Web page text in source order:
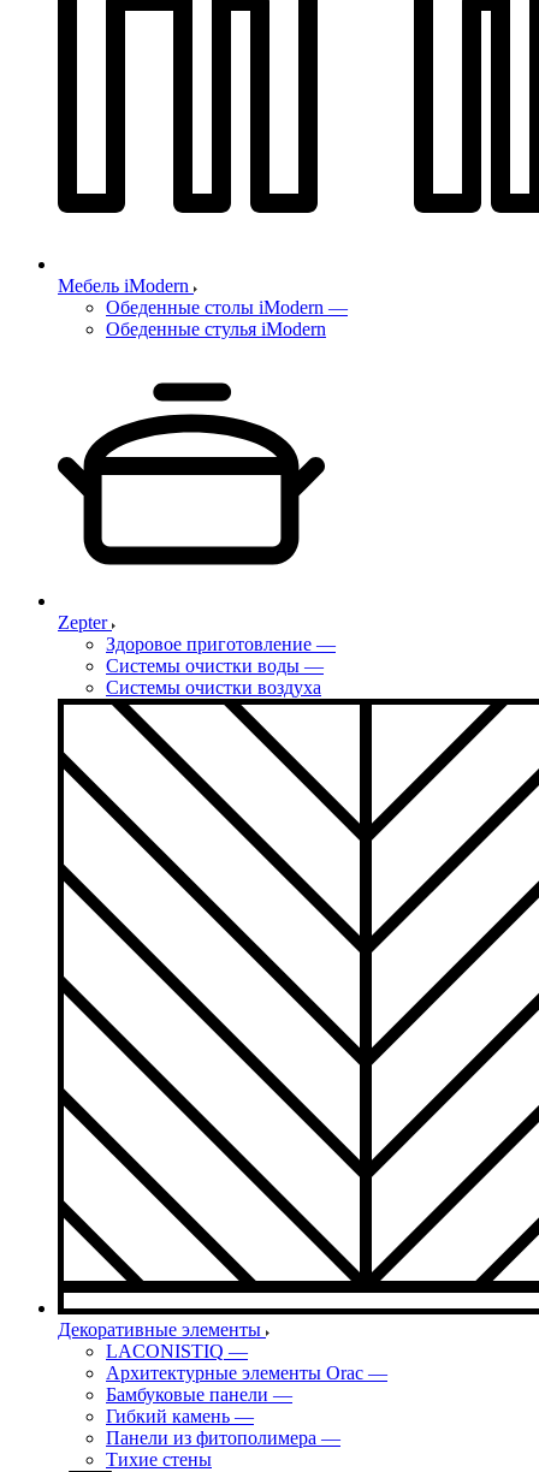
Мебель iModern
Обеденные столы iModern —
Обеденные стулья iModern
Zepter
Здоровое приготовление —
Системы очистки воды —
Системы очистки воздуха
Декоративные элементы
LACONISTIQ —
Архитектурные элементы Orac —
Бамбуковые панели —
Гибкий камень —
Панели из фитополимера —
Тихие стены